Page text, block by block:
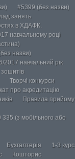
#5399 (без назви)
занять
в ХДАФК.
навчальному році
назви)
2017 навчальний рік
Творчі конкурси
про акредитацію
Правила прийому
335 (з мобільного або
Бухгалтерія
1-3 курс
Кошторис